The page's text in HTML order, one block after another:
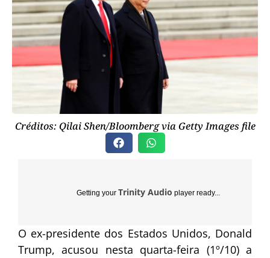
Créditos: Qilai Shen/Bloomberg via Getty Images file
Getting your Trinity Audio player ready...
O ex-presidente dos Estados Unidos, Donald
Trump, acusou nesta quarta-feira (1º/10) a